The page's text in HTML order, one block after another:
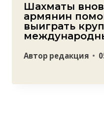
Шахматы
армянин
выиграть
Автор редакция